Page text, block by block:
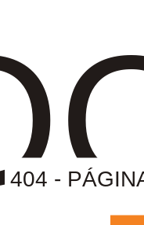
404 -